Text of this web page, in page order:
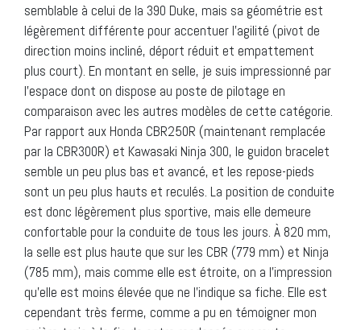
semblable à celui de la 390 Duke, mais sa géométrie est
légèrement différente pour accentuer l’agilité (pivot de
direction moins incliné, déport réduit et empattement
plus court). En montant en selle, je suis impressionné par
l’espace dont on dispose au poste de pilotage en
comparaison avec les autres modèles de cette catégorie.
Par rapport aux Honda CBR250R (maintenant remplacée
par la CBR300R) et Kawasaki Ninja 300, le guidon bracelet
semble un peu plus bas et avancé, et les repose-pieds
sont un peu plus hauts et reculés. La position de conduite
est donc légèrement plus sportive, mais elle demeure
confortable pour la conduite de tous les jours. À 820 mm,
la selle est plus haute que sur les CBR (779 mm) et Ninja
(785 mm), mais comme elle est étroite, on a l’impression
qu’elle est moins élevée que ne l’indique sa fiche. Elle est
cependant très ferme, comme a pu en témoigner mon